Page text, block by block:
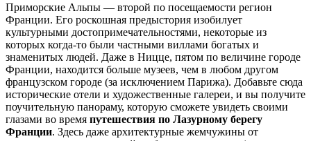
Приморские Альпы — второй по посещаемости регион
Франции. Его роскошная предыстория изобилует
культурными достопримечательностями, некоторые из
которых когда-то были частными виллами богатых и
знаменитых людей. Даже в Ницце, пятом по величине городе
Франции, находится больше музеев, чем в любом другом
французском городе (за исключением Парижа). Добавьте сюда
исторические отели и художественные галереи, и вы получите
поучительную панораму, которую сможете увидеть своими
глазами во время путешествия по Лазурному берегу
Франции. Здесь даже архитектурные жемчужины от